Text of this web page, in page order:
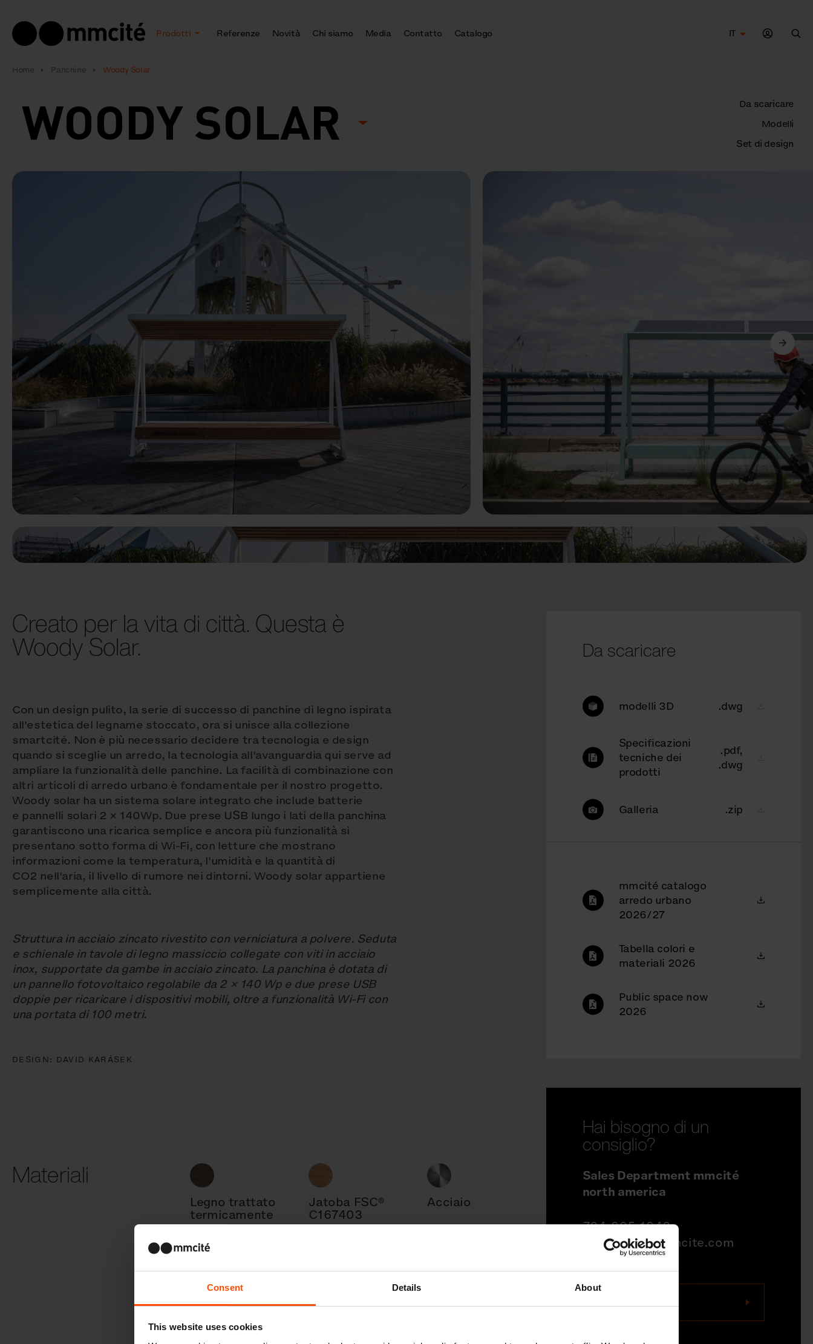
Consent Details About
This website uses cookies
Prodotti Referenze Novità Chi siamo Media Contatto Catalogo
IT
Home Panchine Woody Solar
WOODY SOLAR
Da scaricare
Modelli
Set di design
Precedente Avanti
Creato per la vita di città. Questa è
Woody Solar.
Con un design pulito, la serie di successo di panchine di legno ispirata
all'estetica del legname stoccato, ora si unisce alla collezione
smartcité. Non è più necessario decidere tra tecnologia e design
quando si sceglie un arredo, la tecnologia all'avanguardia qui serve ad
ampliare la funzionalità delle panchine. La facilità di combinazione con
altri articoli di arredo urbano è fondamentale per il nostro progetto.
Woody solar ha un sistema solare integrato che include batterie
e pannelli solari 2 × 140Wp. Due prese USB lungo i lati della panchina
garantiscono una ricarica semplice e ancora più funzionalità si
presentano sotto forma di Wi-Fi, con letture che mostrano
informazioni come la temperatura, l'umidità e la quantità di
CO2 nell'aria, il livello di rumore nei dintorni. Woody solar appartiene
semplicemente alla città.
Struttura in acciaio zincato rivestito con verniciatura a polvere. Seduta
e schienale in tavole di legno massiccio collegate con viti in acciaio
inox, supportate da gambe in acciaio zincato. La panchina è dotata di
un pannello fotovoltaico regolabile da 2 × 140 Wp e due prese USB
doppie per ricaricare i dispositivi mobili, oltre a funzionalità Wi-Fi con
una portata di 100 metri.
DESIGN: DAVID KARÁSEK
Materiali
Legno trattato
termicamente
Jatoba FSC®
C167403
Acciaio
Pannello
fotovoltaico
Da scaricare
modelli 3D .dwg
Specificazioni
tecniche dei
prodotti
.pdf,
.dwg
Galleria .zip
mmcité catalogo
arredo urbano
2026/27
Tabella colori e
materiali 2026
Public space now
2026
Hai bisogno di un
consiglio?
Sales Department mmcité
north america
704-995-1942
quotations@mmcite.com